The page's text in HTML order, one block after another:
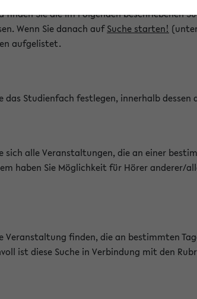
finden Sie die im Folgenden beschriebenen
Wenn Sie danach aufSuche starten!
aufgelistet.
das Studienfach festlegen, innerhalb
sich alle Veranstaltungen, die an einer
haben Sie Möglichkeit für Hörer anderer/
Veranstaltung finden, die an bestimmten
ist diese Suche in Verbindung mit den